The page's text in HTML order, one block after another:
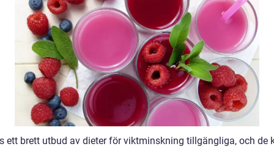
ett brett utbud av dieter för viktminskning tillgängliga, och de